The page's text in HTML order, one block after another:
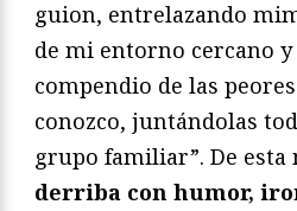
guion, entrelazando
de mi entorno cercano
compendio de las
conozco, juntándolas
grupo familiar”. De esta
derriba con humor,